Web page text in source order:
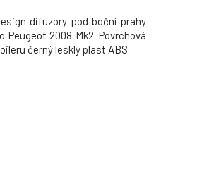
difuzory pod boční prahy
Peugeot 2008 Mk2. Povrchová
černý lesklý plast ABS.